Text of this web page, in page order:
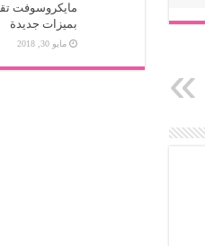
بميزات جديدة
مايو 30, 2018